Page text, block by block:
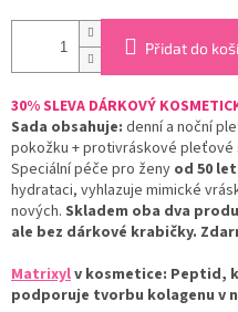
Přidat do
30% SLEVA DÁRKOVÝ
Sada obsahuje: denní a noční
pokožku + protivráskové pleťové
Speciální péče pro ženy od 50
hydrataci, vyhlazuje mimické
nových. Skladem oba dva
ale bez dárkové krabičky.
Matrixylv kosmetice: Peptid,
podporuje tvorbu kolagenu v